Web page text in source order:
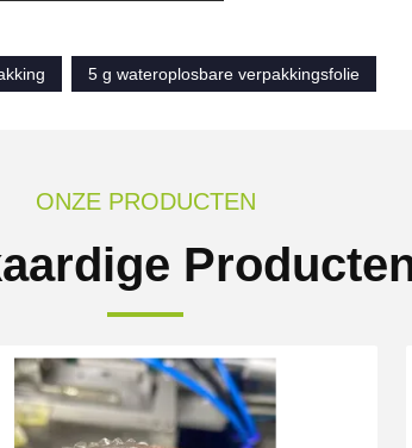
5 g wateroplosbare verpakkingsfolie
ONZE PRODUCTEN